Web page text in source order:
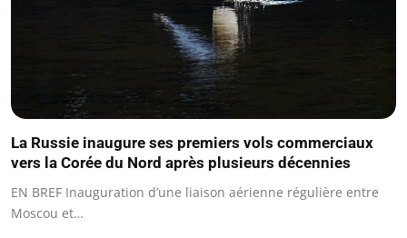
La Russie inaugure ses premiers vols commerciaux
vers la Corée du Nord après plusieurs décennies
EN BREF Inauguration d’une liaison aérienne régulière entre
Moscou et…